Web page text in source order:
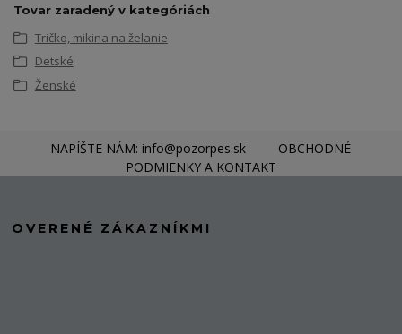
Tovar zaradený v kategóriách
Tričko, mikina na želanie
Detské
Ženské
NAPÍŠTE NÁM: info@pozorpes.sk
OBCHODNÉ
PODMIENKY A KONTAKT
OVERENÉ ZÁKAZNÍKMI